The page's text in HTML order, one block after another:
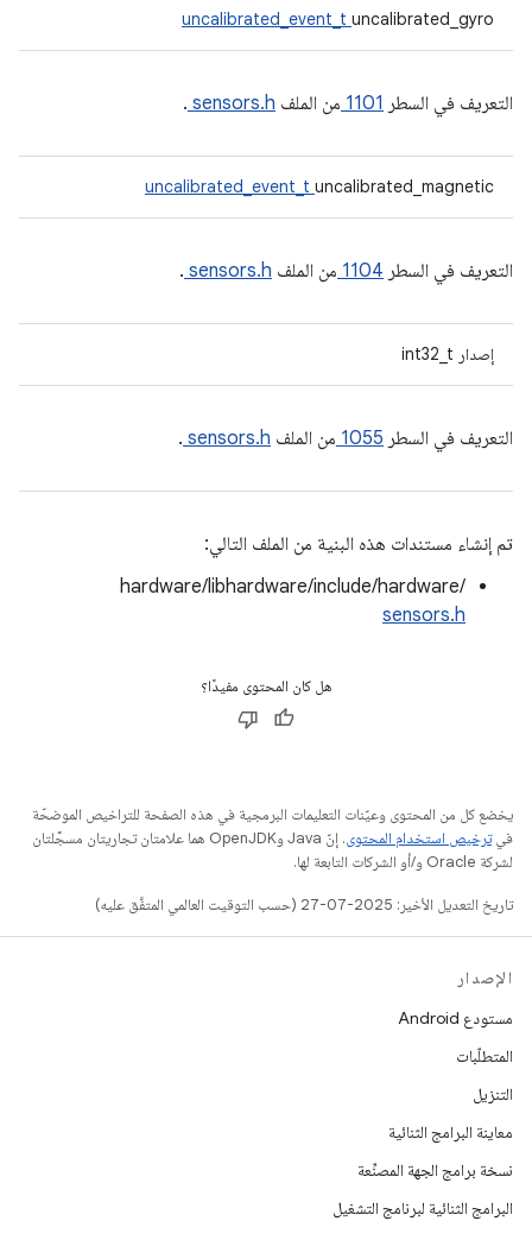
uncalibrated_event_t uncalibrated_gyro
التعريف في السطر 1101 من الملف sensors.h
.
uncalibrated_event_t uncalibrated_magnetic
التعريف في السطر 1104 من الملف sensors.h
.
إصدار int32_t
التعريف في السطر 1055 من الملف sensors.h
.
تم إنشاء مستندات هذه البنية من الملف التالي:
hardware/libhardware/include/hardware/
sensors.h
هل كان المحتوى مفيدًا؟
يخضع كل من المحتوى وعيّنات التعليمات البرمجية في هذه الصفحة للتراخيص الموضحّة
فيترخيص استخدام المحتوى
. إنّ Java وOpenJDK هما علامتان تجاريتان مسجَّلتان
لشركة Oracle و/أو الشركات التابعة لها.
تاريخ التعديل الأخير: 2025-07-27 (حسب التوقيت العالمي المتفَّق عليه)
الإصدار
مستودع Android
المتطلّبات
التنزيل
معاينة البرامج الثنائية
نسخة برامج الجهة المصنِّعة
البرامج الثنائية لبرنامج التشغيل